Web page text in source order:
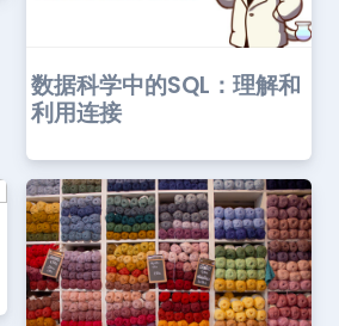
数据科学中的SQL：理解和
利用连接